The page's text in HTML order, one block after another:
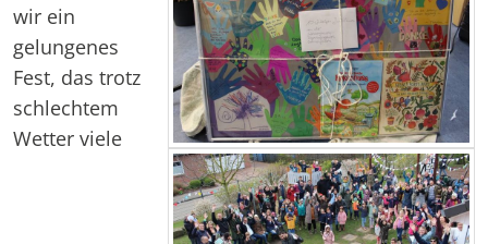
wir ein
gelungenes
Fest, das trotz
schlechtem
Wetter viele